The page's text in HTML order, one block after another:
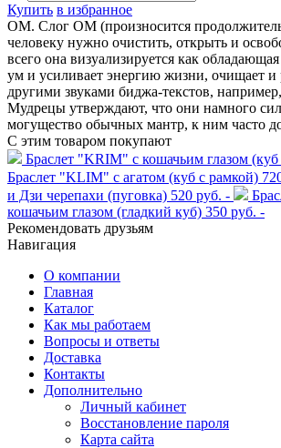
Купить в избранное
ОМ. Слог ОМ (произносится
человеку нужно очистить, открыть и
всего она визуализируется как
ум и усиливает энергию жизни, очищает и
другими звуками биджа-текстов,
Мудрецы утверждают, что они намного
могущество обычных мантр, к ним часто
С этим товаром покупают
Браслет "KRIM" с кошачьим глазом
Браслет "KLIM" с агатом (куб с рамкой)
и Дзи черепахи (пуговка) 520 руб. -
кошачьим глазом (гладкий куб) 350 руб. -
Рекомендовать друзьям
Навигация
О компании
Главная
Каталог
Как мы работаем
Вопросы и ответы
Доставка
Контакты
Дополнительно
Личный кабинет
Восстановление пароля
Карта сайта